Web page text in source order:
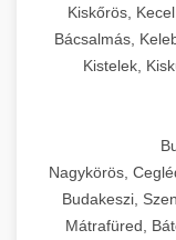
Kiskőrös,
Bácsalmás,
Kistelek,
Nagykörös,
Budakeszi,
Mátrafüred,